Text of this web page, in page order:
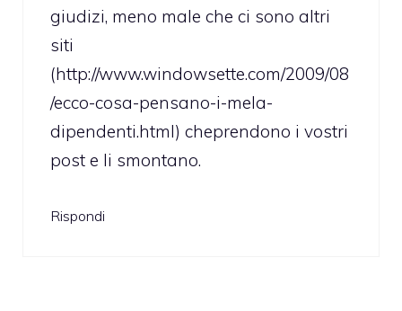
giudizi, meno male che ci sono altri
siti
(http://www.windowsette.com/2009/08
/ecco-cosa-pensano-i-mela-
dipendenti.html) cheprendono i vostri
post e li smontano.
Rispondi